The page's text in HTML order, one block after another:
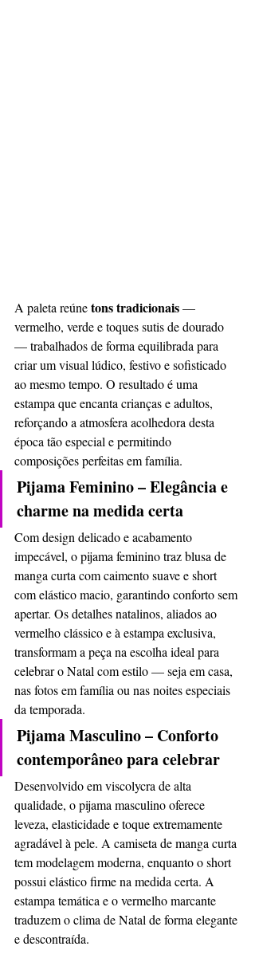
A paleta reúne tons tradicionais —
vermelho, verde e toques sutis de dourado
— trabalhados de forma equilibrada para
criar um visual lúdico, festivo e sofisticado
ao mesmo tempo. O resultado é uma
estampa que encanta crianças e adultos,
reforçando a atmosfera acolhedora desta
época tão especial e permitindo
composições perfeitas em família.
Pijama Feminino – Elegância e
charme na medida certa
Com design delicado e acabamento
impecável, o pijama feminino traz blusa de
manga curta com caimento suave e short
com elástico macio, garantindo conforto sem
apertar. Os detalhes natalinos, aliados ao
vermelho clássico e à estampa exclusiva,
transformam a peça na escolha ideal para
celebrar o Natal com estilo — seja em casa,
nas fotos em família ou nas noites especiais
da temporada.
Pijama Masculino – Conforto
contemporâneo para celebrar
Desenvolvido em viscolycra de alta
qualidade, o pijama masculino oferece
leveza, elasticidade e toque extremamente
agradável à pele. A camiseta de manga curta
tem modelagem moderna, enquanto o short
possui elástico firme na medida certa. A
estampa temática e o vermelho marcante
traduzem o clima de Natal de forma elegante
e descontraída.